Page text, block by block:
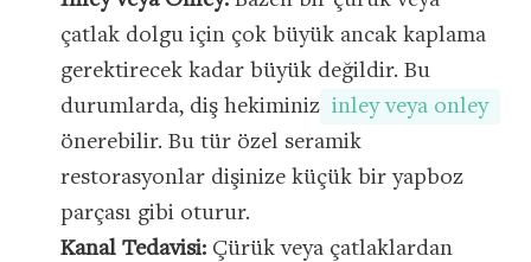
çatlak dolgu için çok büyük ancak kaplama
gerektirecek kadar büyük değildir. Bu
durumlarda, diş hekiminiz inley veya onley
önerebilir. Bu tür özel seramik
restorasyonlar dişinize küçük bir yapboz
parçası gibi oturur.
Kanal Tedavisi:Çürük veya çatlaklardan